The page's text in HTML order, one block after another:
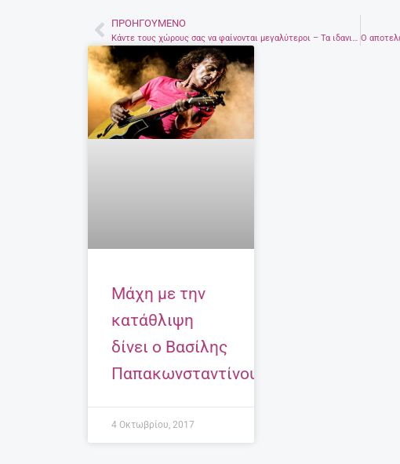
Prev
ΠΡΟΗΓΟΎΜΕΝΟ
Μάχη με την
κατάθλιψη
δίνει ο Βασίλης
Παπακωνσταντίνου
4 Οκτωβρίου, 2017